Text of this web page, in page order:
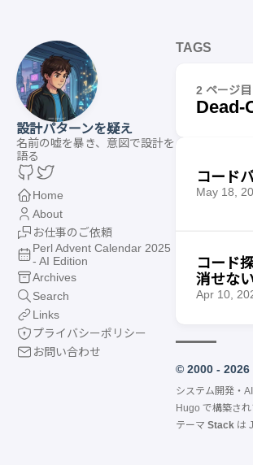
設計パターンを疑え
名前の嘘を暴き、意図で設計を
語る
Home
About
お仕事のご依頼
Perl Advent Calendar 2025
- AI Edition
Archives
Search
Links
プライバシーポリシー
お問い合わせ
TAGS
2 ページ目
Dead-
コード
May 18,
コード
消せな
Apr 10,
© 2000 - 2026
システム開発・
Hugo で構築され
テーマ Stack は